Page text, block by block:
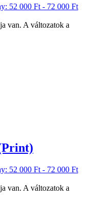
52 000 Ft - 72 000 Ft
van. A változatok a
52 000 Ft - 72 000 Ft
van. A változatok a